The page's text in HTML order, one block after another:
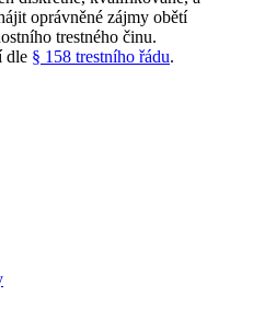
oprávněné zájmy obětí
trestného činu.
dle § 158 trestního řádu.